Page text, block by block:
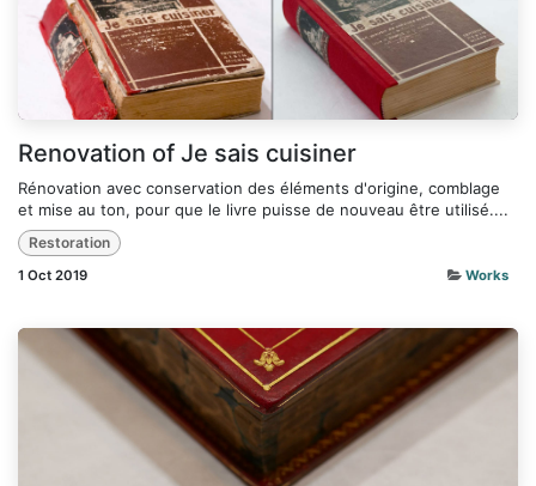
Renovation of Je sais cuisiner
Rénovation avec conservation des éléments d'origine, comblage
et mise au ton, pour que le livre puisse de nouveau être utilisé....
Restoration
1 Oct 2019 Works